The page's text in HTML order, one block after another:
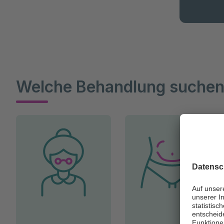
Welche Behandlung